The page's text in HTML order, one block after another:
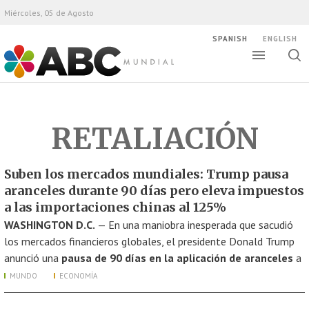
ABC Mundial
Miércoles, 05 de Agosto
SPANISH ENGLISH
RETALIACIÓN
Suben los mercados mundiales: Trump pausa
aranceles durante 90 días pero eleva impuestos
a las importaciones chinas al 125%
WASHINGTON D.C. — En una maniobra inesperada que sacudió
los mercados financieros globales, el presidente Donald Trump
anunció una pausa de 90 días en la aplicación de aranceles a
MUNDO ECONOMÍA